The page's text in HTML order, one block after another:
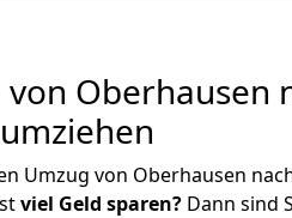
von Oberhausen
Umzug von Oberhausen
viel Geld sparen? Dann sind